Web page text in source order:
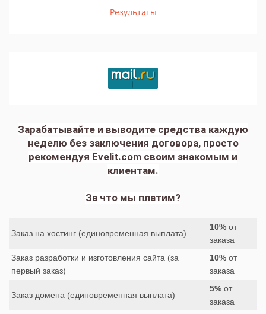
Результаты
Зарабатывайте и выводите средства каждую
неделю без заключения договора, просто
рекомендуя Evelit.com своим знакомым и
клиентам.
За что мы платим?
Заказ на хостинг (единовременная выплата)
10% от
заказа
Заказ разработки и изготовления сайта (за
первый заказ)
10% от
заказа
Заказ домена (единовременная выплата)
5% от
заказа